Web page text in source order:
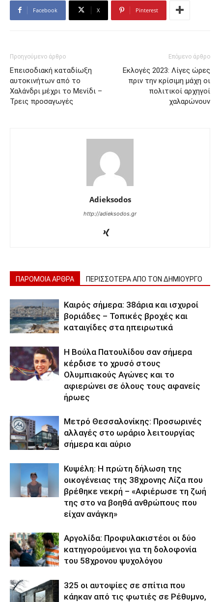
Facebook X Pinterest
Προηγούμενο άρθρο
Επεισοδιακή καταδίωξη
αυτοκινήτων από το
Χαλάνδρι μέχρι το Μενίδι –
Τρεις προσαγωγές
Επόμενο άρθρο
Εκλογές 2023: Λίγες ώρες
πριν την κρίσιμη μάχη οι
πολιτικοί αρχηγοί
χαλαρώνουν
Adieksodos
http://adieksodos.gr
ΠΑΡΟΜΟΙΑ ΑΡΘΡΑ ΠΕΡΙΣΣΟΤΕΡΑ ΑΠΟ ΤΟΝ ΔΗΜΙΟΥΡΓΟ
Καιρός σήμερα: 38άρια και ισχυροί
βοριάδες – Τοπικές βροχές και
καταιγίδες στα ηπειρωτικά
Η Βούλα Πατουλίδου σαν σήμερα
κέρδισε το χρυσό στους
Ολυμπιακούς Αγώνες και το
αφιερώνει σε όλους τους αφανείς
ήρωες
Μετρό Θεσσαλονίκης: Προσωρινές
αλλαγές στο ωράριο λειτουργίας
σήμερα και αύριο
Κυψέλη: Η πρώτη δήλωση της
οικογένειας της 38χρονης Λίζα που
βρέθηκε νεκρή – «Αφιέρωσε τη ζωή
της στο να βοηθά ανθρώπους που
είχαν ανάγκη»
Αργολίδα: Προφυλακιστέοι οι δύο
κατηγορούμενοι για τη δολοφονία
του 58χρονου ψυχολόγου
325 οι αυτοψίες σε σπίτια που
κάηκαν από τις φωτιές σε Ρέθυμνο,